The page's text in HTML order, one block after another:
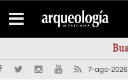
7-ago-2026